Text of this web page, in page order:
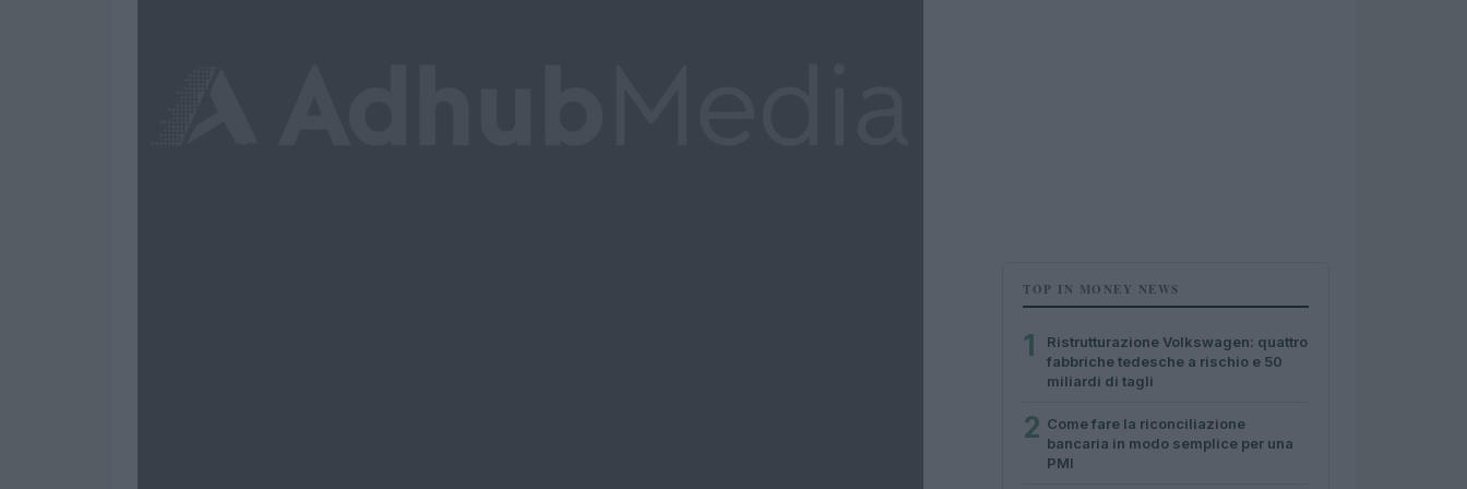
TOP IN MONEY NEWS
1
Ristrutturazione Volkswagen: quattro
fabbriche tedesche a rischio e 50
miliardi di tagli
2 Come fare la riconciliazione
bancaria in modo semplice per una
PMI